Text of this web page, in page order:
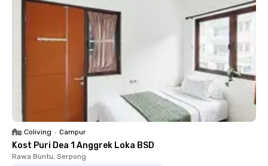
Coliving • Campur
Kost Puri Dea 1 Anggrek Loka BSD
Rawa Buntu, Serpong